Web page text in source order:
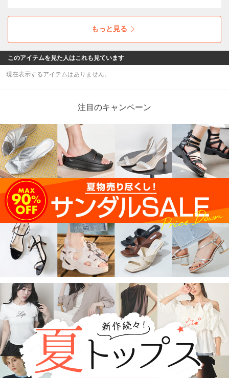
もっと見る
このアイテムを見た人はこれも見ています
現在表示するアイテムはありません。
注目のキャンペーン